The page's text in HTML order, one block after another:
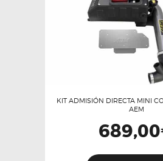
KIT ADMISIÓN DIRECTA MINI
AEM
689,00